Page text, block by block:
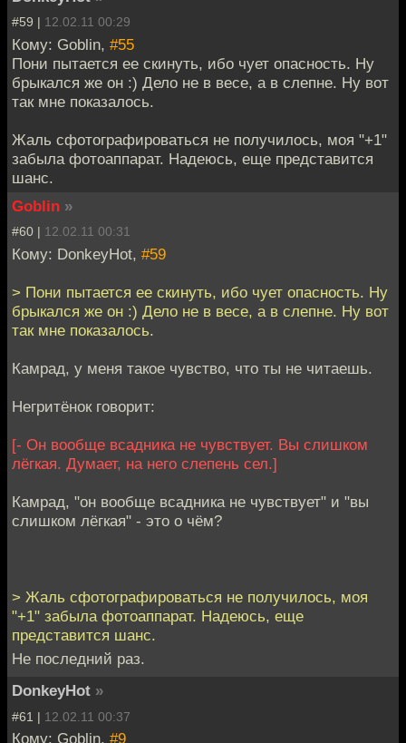
#59 | 12.02.11 00:29
Кому: Goblin, #55
Пони пытается ее скинуть, ибо чует опасность. Ну
брыкался же он :) Дело не в весе, а в слепне. Ну вот
так мне показалось.
Жаль сфотографироваться не получилось, моя "+1"
забыла фотоаппарат. Надеюсь, еще представится
шанс.
Goblin »
#60 | 12.02.11 00:31
Кому: DonkeyHot, #59
> Пони пытается ее скинуть, ибо чует опасность. Ну
брыкался же он :) Дело не в весе, а в слепне. Ну вот
так мне показалось.
Камрад, у меня такое чувство, что ты не читаешь.
Негритёнок говорит:
[- Он вообще всадника не чувствует. Вы слишком
лёгкая. Думает, на него слепень сел.]
Камрад, "он вообще всадника не чувствует" и "вы
слишком лёгкая" - это о чём?
> Жаль сфотографироваться не получилось, моя
"+1" забыла фотоаппарат. Надеюсь, еще
представится шанс.
Не последний раз.
DonkeyHot »
#61 | 12.02.11 00:37
Кому: Goblin, #9